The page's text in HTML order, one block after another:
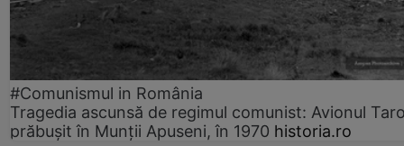
#Comunismul in România
Tragedia ascunsă de regimul comunist: Avionul
prăbușit în Munții Apuseni, în 1970 historia.ro